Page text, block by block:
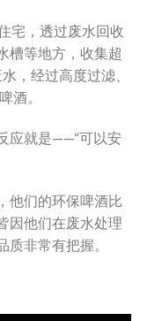
宅，透过废水回收
槽等地方，收集超
，经过高度过滤、
酒。
应就是——“可以安
他们的环保啤酒比
因他们在废水处理
非常有把握。